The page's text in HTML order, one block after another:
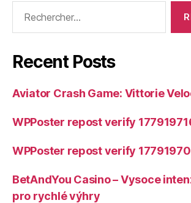
Recent Posts
Aviator Crash Game: Vittorie
WPPoster repost verify
WPPoster repost verify
BetAndYou Casino – Vysoce
pro rychlé výhry